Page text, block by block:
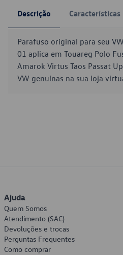
Descrição Características
Parafuso original para seu
01 aplica em Touareg Polo
Amarok Virtus Taos Passat
VW genuínas na sua loja
Ajuda
Quem Somos
Atendimento (SAC)
Devoluções e trocas
Perguntas Frequentes
Como comprar